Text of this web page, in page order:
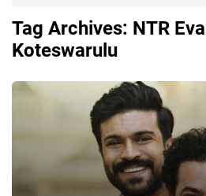
Tag Archives: NTR
Koteswarulu